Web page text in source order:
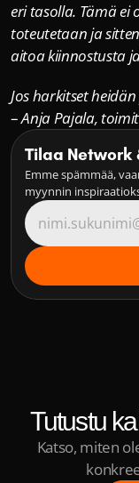
eri tasolla. Tämä ei
toteutetaan ja
aitoa kiinnostusta
Jos harkitset
– Anja Pajala,
Tilaa Network
Emme spämmää,
myynnin
Tutustu
Katso, miten